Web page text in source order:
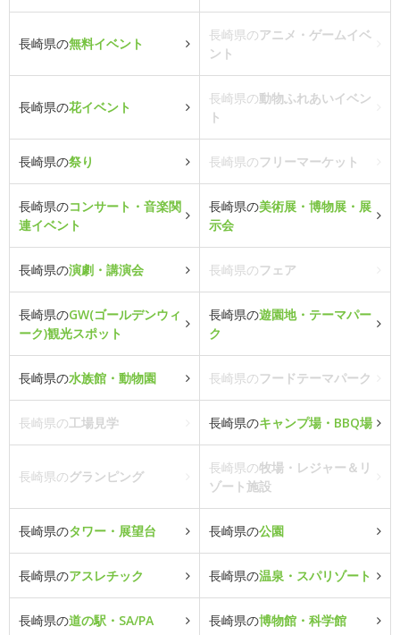
長崎県の無料イベント
長崎県のアニメ・ゲームイベ
ント
長崎県の花イベント
長崎県の動物ふれあいイベン
ト
長崎県の祭り 長崎県のフリーマーケット
長崎県のコンサート・音楽関
連イベント
長崎県の美術展・博物展・展
示会
長崎県の演劇・講演会 長崎県のフェア
長崎県のGW(ゴールデンウィ
ーク)観光スポット
長崎県の遊園地・テーマパー
ク
長崎県の水族館・動物園 長崎県のフードテーマパーク
長崎県の工場見学 長崎県のキャンプ場・BBQ場
長崎県のグランピング
長崎県の牧場・レジャー＆リ
ゾート施設
長崎県のタワー・展望台 長崎県の公園
長崎県のアスレチック 長崎県の温泉・スパリゾート
長崎県の道の駅・SA/PA 長崎県の博物館・科学館